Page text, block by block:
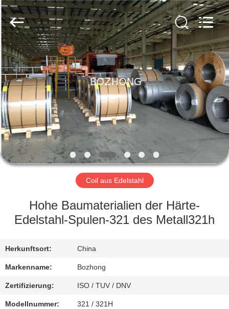
HAUS
PRODUKTE
ÜBER
UNS
FABRIK-
QUALITÄTSKONTROLLE
TRETEN
SIE
MIT
UNS
Fournisseur.
Copyright
©
2020
-
2024
sssteelplate.com.
All
Rights
Reserved.
Coil aus Edelstahl
Hohe Baumaterialien der Härte-
Edelstahl-Spulen-321 des Metall321h
Herkunftsort: China
Markenname: Bozhong
Zertifizierung: ISO / TUV / DNV
Modellnummer: 321 / 321H